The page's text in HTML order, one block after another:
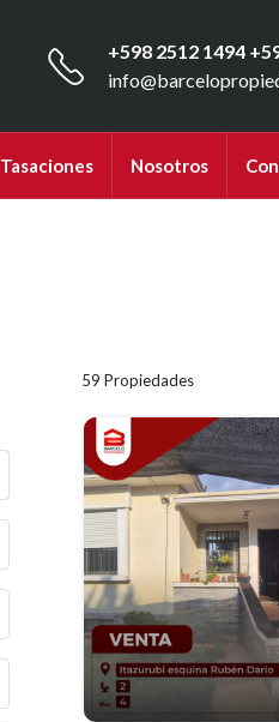
+598 2512 1494
Tasaciones Nosotros
59 Propiedades